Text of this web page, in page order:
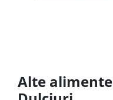
Alte